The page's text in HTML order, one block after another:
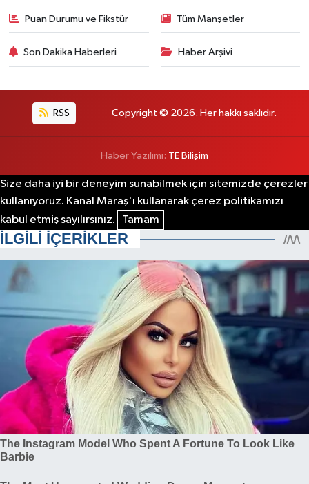
Puan Durumu ve Fikstür Tüm Manşetler
Son Dakika Haberleri Haber Arşivi
RSS Copyright © 2026. Her hakkı saklıdır.
Haber Yazılımı: TE Bilişim
Size daha iyi bir deneyim sunabilmek için sitemizde çerezler
kullanıyoruz. Kanal Maraş'ı kullanarak çerez politikamızı
kabul etmiş sayılırsınız.
Tamam